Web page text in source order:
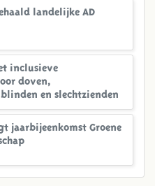
landelijke AD
inclusieve
doven,
en slechtzienden
jaarbijeenkomst Groene